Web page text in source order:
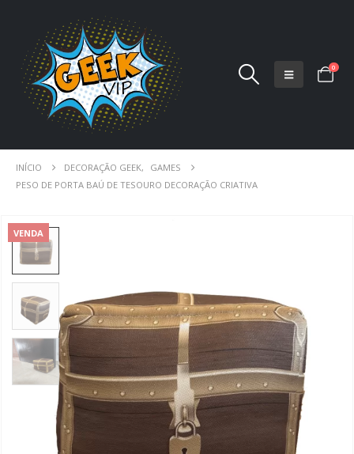
0
INÍCIO DECORAÇÃO GEEK,
GAMES
PESO DE PORTA BAÚ DE TESOURO DECORAÇÃO CRIATIVA
VENDA